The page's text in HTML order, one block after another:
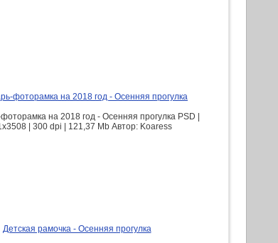
фоторамка на 2018 год - Осенняя прогулка
на 2018 год - Осенняя прогулка PSD |
| 300 dpi | 121,37 Mb Автор: Koaress
Детская рамочка - Осенняя прогулка